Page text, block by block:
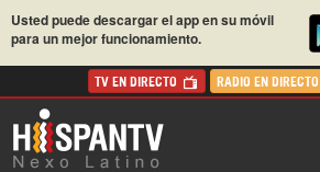
Usted puede descargar el app en su móvil
para un mejor funcionamiento.
TV EN DIRECTO RADIO EN DIRECTO